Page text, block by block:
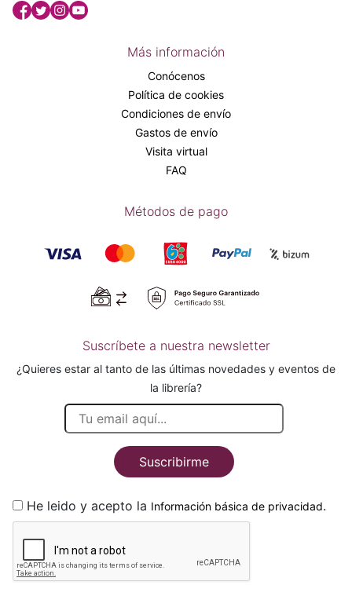
Más información
Conócenos
Política de cookies
Condiciones de envío
Gastos de envío
Visita virtual
FAQ
Métodos de pago
Suscríbete a nuestra newsletter
¿Quieres estar al tanto de las últimas novedades y eventos de
la librería?
Suscribirme
He leido y acepto la Información básica de privacidad.